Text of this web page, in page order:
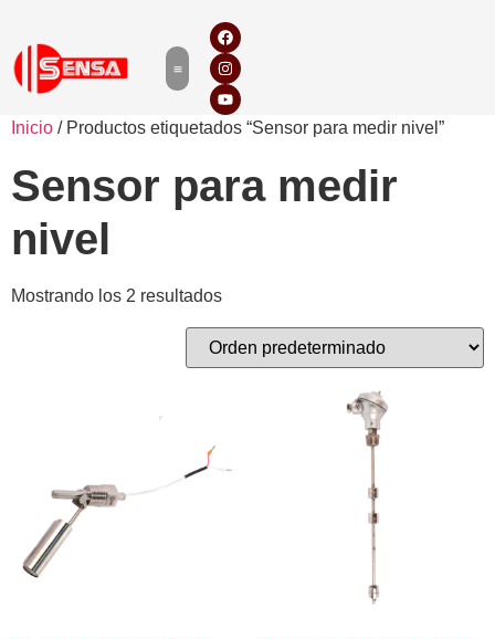
Inicio / Productos etiquetados “Sensor para medir nivel”
Sensor para medir
nivel
Mostrando los 2 resultados